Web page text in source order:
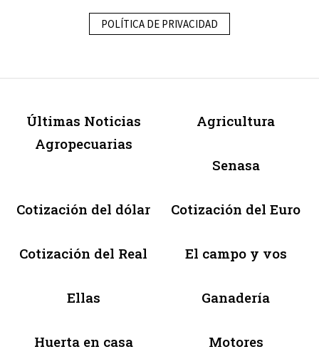
POLÍTICA DE PRIVACIDAD
Últimas Noticias
Agropecuarias
Agricultura
Senasa
Cotización del dólar Cotización del Euro
Cotización del Real El campo y vos
Ellas Ganadería
Huerta en casa Motores